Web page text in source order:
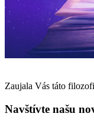
Zaujala Vás táto
Navštívte našu